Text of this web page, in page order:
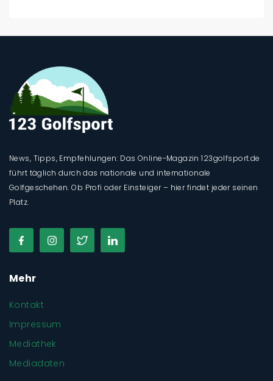
News, Tipps, Empfehlungen: Das Online-Magazin 123golfsport.de
führt täglich durch das nationale und internationale
Golfgeschehen. Ob Profi oder Einsteiger – hier findet jeder seinen
Platz.
Mehr
Kontakt
Impressum
Mediathek
Mediadaten